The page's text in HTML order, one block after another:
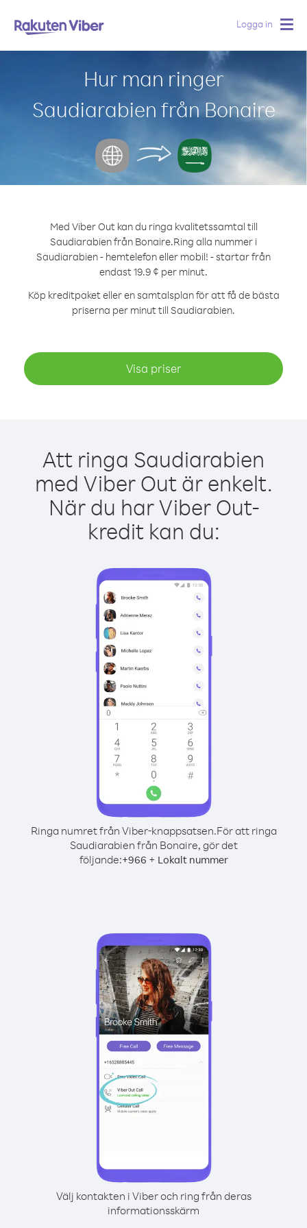
Logga in
Hur man ringer
Saudiarabien från Bonaire
Med Viber Out kan du ringa kvalitetssamtal till
Saudiarabien från Bonaire.Ring alla nummer i
Saudiarabien - hemtelefon eller mobil! - startar från
endast 19.9 ¢ per minut.
Köp kreditpaket eller en samtalsplan för att få de bästa
priserna per minut till Saudiarabien.
Visa priser
Att ringa Saudiarabien
med Viber Out är enkelt.
När du har Viber Out-
kredit kan du:
Ringa numret från Viber-knappsatsen.För att ringa
Saudiarabien från Bonaire, gör det
följande:+966 + Lokalt nummer
Välj kontakten i Viber och ring från deras
informationsskärm